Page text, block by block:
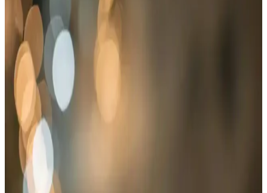
ACY STORE'nin Dış Mekan Kullanımı İçin İki
Popüler Hasır Kilim Ürününün Karşılaştırması
ACY STORE'nin katlanabilir plastik hasır kilimi ve geniş piknik
hasırı, pratiklik ve dayanıklılık sunar. Kamp, bahçe ve plajda rahat
kullanım için ideal seçenekler, farklı özellikler ve fiyat aralıklarıyla
karşınıza çıkar.
Craft Home Kamp ve Katlanabilir Plastik Hasır
Halı Kilim Karşılaştırması ve Kullanım Alanları
Craft Home'un kamp ve katlanabilir hasır halıları, doğa dostu
malzemeleri ve pratik kullanımıyla öne çıkıyor. Bu karşılaştırma,
ihtiyaçlarınıza en uygun modeli seçmenize yardımcı olacak detayları
içeriyor.